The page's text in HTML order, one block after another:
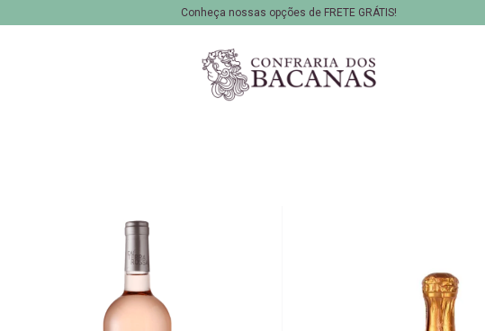
Conheça nossas opções de FRETE GRÁTIS!